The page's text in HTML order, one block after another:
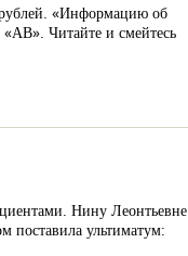
«Информацию об
«АВ». Читайте и смейтесь
Нину Леонтьевне
поставила ультиматум: